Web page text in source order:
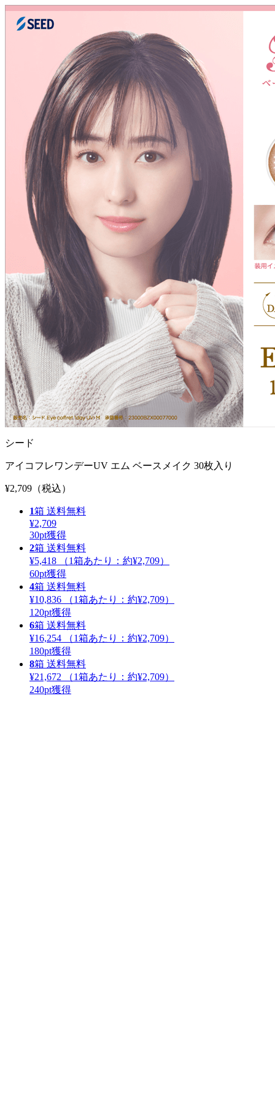
シード
アイコフレワンデーUV エム ベースメイク 30枚入り
¥2,709 （税込）
1箱 送料無料
¥2,709
30pt獲得
2箱 送料無料
¥5,418
（1箱あたり： 約¥2,709）
60pt獲得
4箱 送料無料
¥10,836
（1箱あたり： 約¥2,709）
120pt獲得
6箱 送料無料
¥16,254
（1箱あたり： 約¥2,709）
180pt獲得
8箱 送料無料
¥21,672
（1箱あたり： 約¥2,709）
240pt獲得